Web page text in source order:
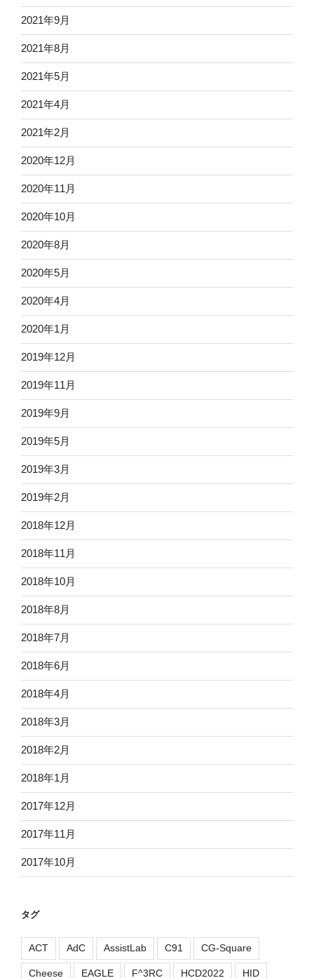
2021年9月
2021年8月
2021年5月
2021年4月
2021年2月
2020年12月
2020年11月
2020年10月
2020年8月
2020年5月
2020年4月
2020年1月
2019年12月
2019年11月
2019年9月
2019年5月
2019年3月
2019年2月
2018年12月
2018年11月
2018年10月
2018年8月
2018年7月
2018年6月
2018年4月
2018年3月
2018年2月
2018年1月
2017年12月
2017年11月
2017年10月
タグ
ACT AdC AssistLab C91 CG-Square
Cheese EAGLE F^3RC HCD2022 HID